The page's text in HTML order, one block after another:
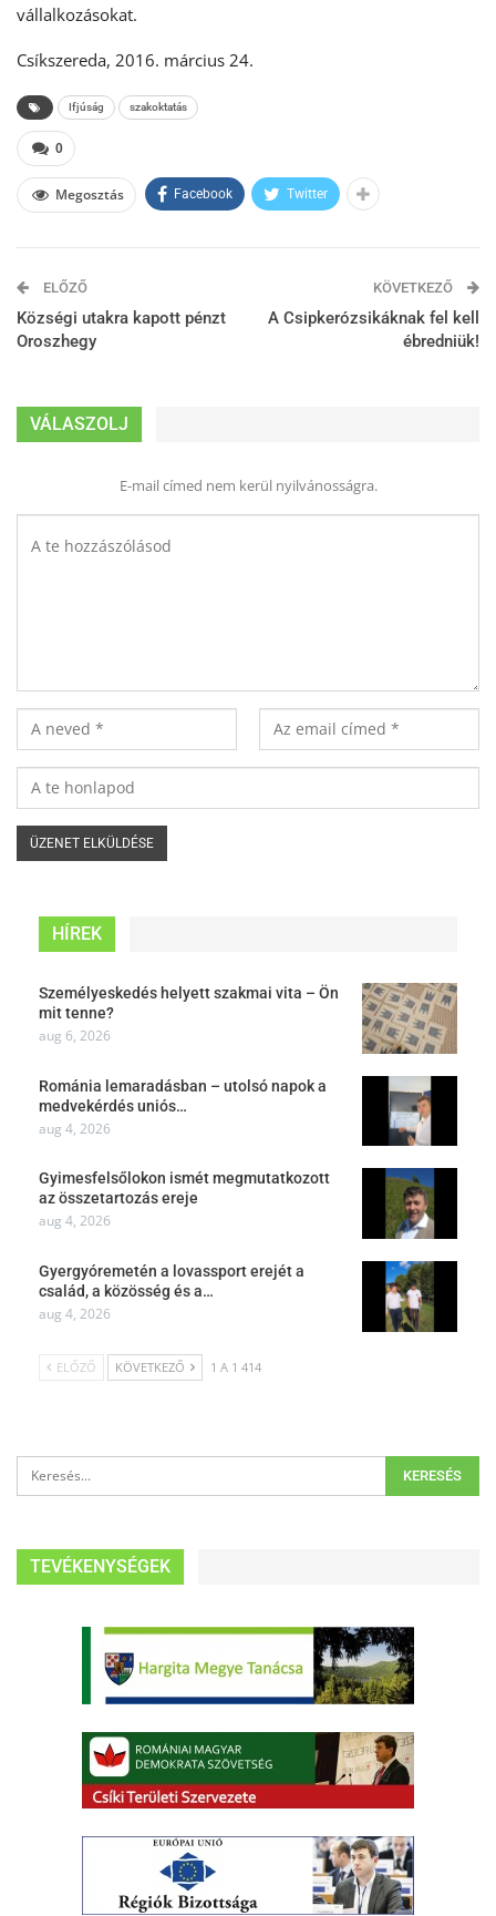
vállalkozásokat.
Csíkszereda, 2016. március 24.
Ifjúság szakoktatás
0
Megosztás Facebook Twitter
ELŐZŐ
Községi utakra kapott pénzt
Oroszhegy
KÖVETKEZŐ
A Csipkerózsikáknak fel kell
ébredniük!
VÁLASZOLJ
E-mail címed nem kerül nyilvánosságra.
HÍREK
Személyeskedés helyett szakmai vita – Ön
mit tenne?
aug 6, 2026
Románia lemaradásban – utolsó napok a
medvekérdés uniós…
aug 4, 2026
Gyimesfelsőlokon ismét megmutatkozott
az összetartozás ereje
aug 4, 2026
Gyergyóremetén a lovassport erejét a
család, a közösség és a…
aug 4, 2026
ELŐZŐ KÖVETKEZŐ 1 A 1 414
TEVÉKENYSÉGEK